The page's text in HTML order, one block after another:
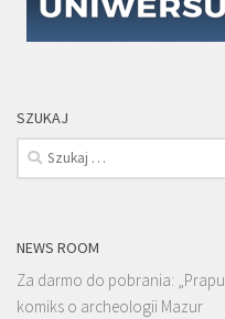
SZUKAJ
Szukaj:
NEWS ROOM
Za darmo do pobrania:
komiks o archeologii Mazur